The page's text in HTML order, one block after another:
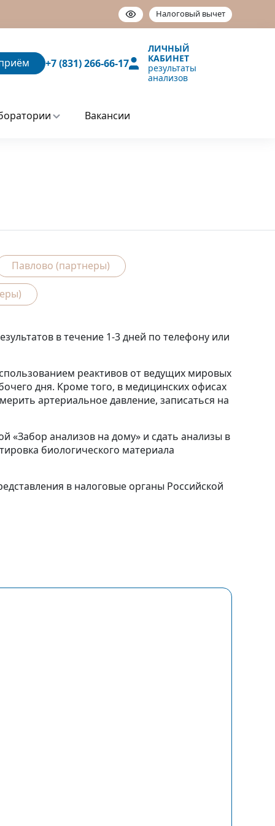
Налоговый вычет
+7 (831) 266-66-17
ЛИЧНЫЙ
КАБИНЕТ
результаты
анализов
Вакансии
Павлово (партнеры)
в течение 1-3 дней по телефону или
реактивов от ведущих мировых
дня. Кроме того, в медицинских офисах
артериальное давление, записаться на
«Забор анализов на дому» и сдать анализы в
биологического материала
в налоговые органы Российской